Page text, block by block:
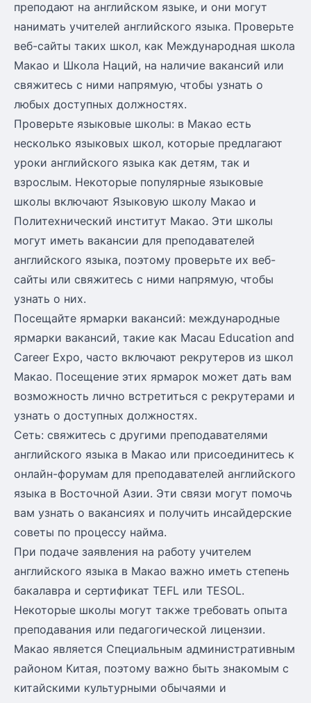
преподают на английском языке, и они могут
нанимать учителей английского языка. Проверьте
веб-сайты таких школ, как Международная школа
Макао и Школа Наций, на наличие вакансий или
свяжитесь с ними напрямую, чтобы узнать о
любых доступных должностях.
Проверьте языковые школы: в Макао есть
несколько языковых школ, которые предлагают
уроки английского языка как детям, так и
взрослым. Некоторые популярные языковые
школы включают Языковую школу Макао и
Политехнический институт Макао. Эти школы
могут иметь вакансии для преподавателей
английского языка, поэтому проверьте их веб-
сайты или свяжитесь с ними напрямую, чтобы
узнать о них.
Посещайте ярмарки вакансий: международные
ярмарки вакансий, такие как Macau Education and
Career Expo, часто включают рекрутеров из школ
Макао. Посещение этих ярмарок может дать вам
возможность лично встретиться с рекрутерами и
узнать о доступных должностях.
Сеть: свяжитесь с другими преподавателями
английского языка в Макао или присоединитесь к
онлайн-форумам для преподавателей английского
языка в Восточной Азии. Эти связи могут помочь
вам узнать о вакансиях и получить инсайдерские
советы по процессу найма.
При подаче заявления на работу учителем
английского языка в Макао важно иметь степень
бакалавра и сертификат TEFL или TESOL.
Некоторые школы могут также требовать опыта
преподавания или педагогической лицензии.
Макао является Специальным административным
районом Китая, поэтому важно быть знакомым с
китайскими культурными обычаями и